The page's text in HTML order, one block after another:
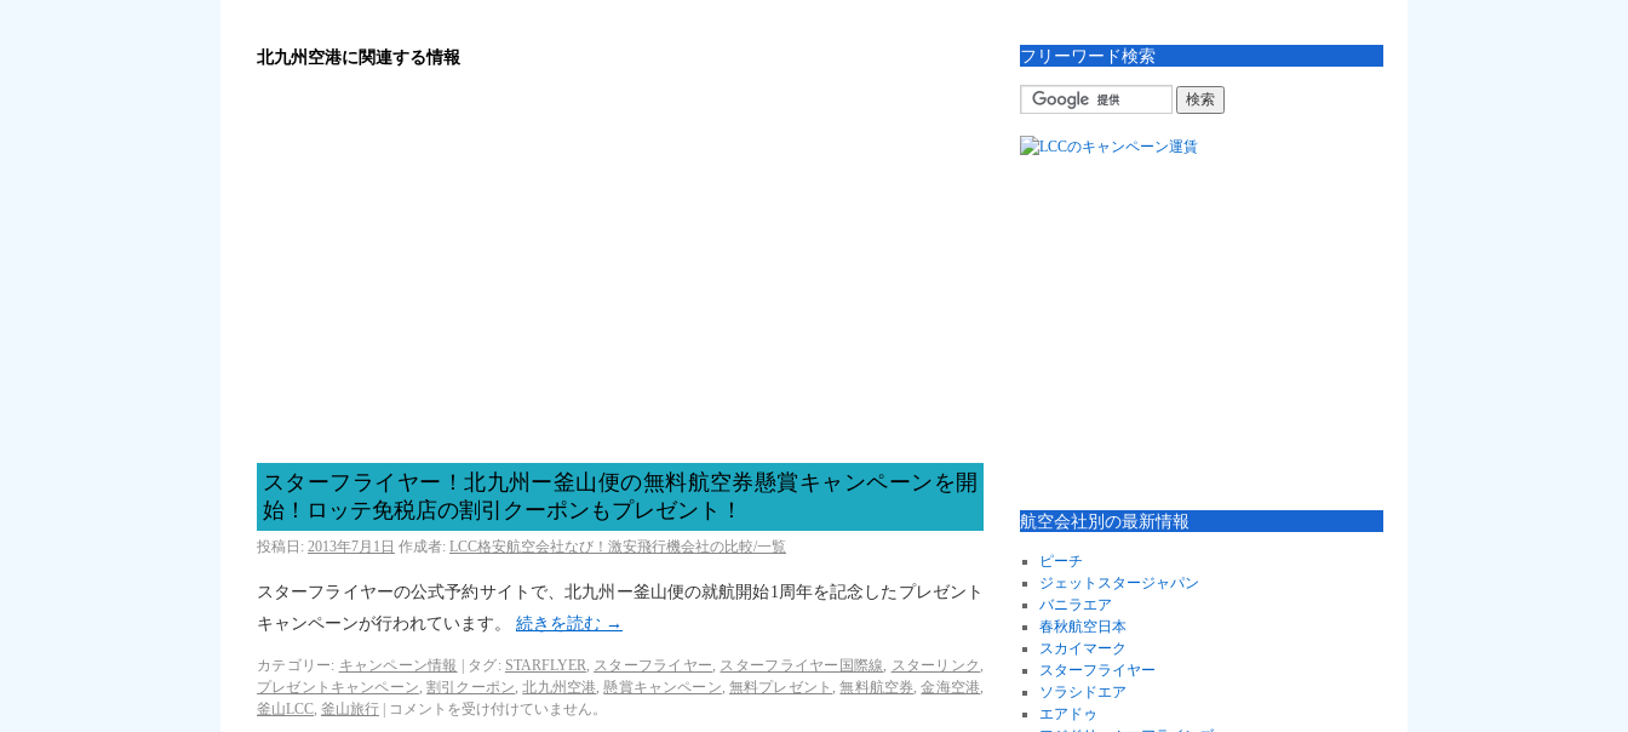
北九州空港に関連する情報
スターフライヤー！北九州ー釜山便の無料航空券懸賞キャンペーンを開
始！ロッテ免税店の割引クーポンもプレゼント！
投稿日: 2013年7月1日 作成者: LCC格安航空会社なび！激安飛行機会社の比較/一覧
スターフライヤーの公式予約サイトで、北九州ー釜山便の就航開始1周年を記念したプレゼント
キャンペーンが行われています。 続きを読む →
カテゴリー: キャンペーン情報 タグ: STARFLYER, スターフライヤー, スターフライヤー国際線, スターリンク ,
プレゼントキャンペーン,割引クーポン,北九州空港,懸賞キャンペーン, 無料プレゼント ,無料航空券,金海空港,
釜山LCC, 釜山旅行 コメントを受け付けていません。
フリーワード検索
航空会社別の最新情報
ピーチ
ジェットスタージャパン
バニラエア
春秋航空日本
スカイマーク
スターフライヤー
ソラシドエア
エアドゥ